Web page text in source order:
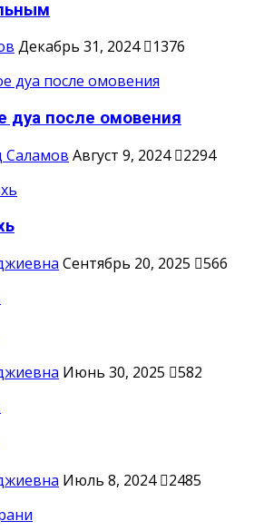
Декабрь 31, 2024 1376
дуа после омовения
Саламов Август 9, 2024 2294
Сентябрь 20, 2025 566
Июнь 30, 2025 582
Июль 8, 2024 2485